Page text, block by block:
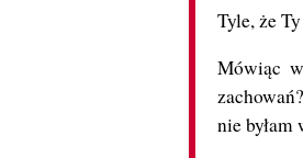
Tyle, że
Mówiąc
nie